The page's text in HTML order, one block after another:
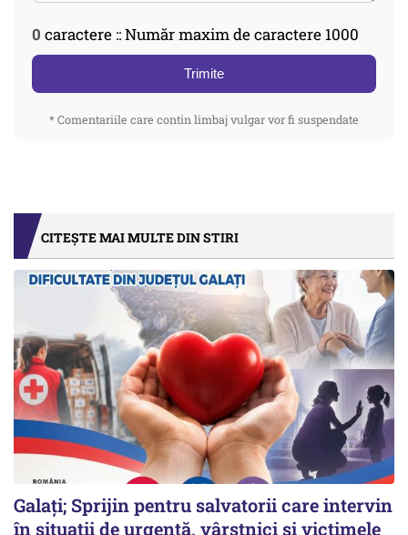
0 caractere :: Număr maxim de caractere 1000
Trimite
* Comentariile care contin limbaj vulgar vor fi suspendate
CITEȘTE MAI MULTE DIN STIRI
Galați; Sprijin pentru salvatorii care intervin
în situații de urgență, vârstnici și victimele